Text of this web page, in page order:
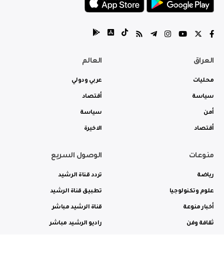
العراق
محليات
سياسة
أمن
أقتصاد
العالم
عربي ودولي
أقتصاد
سياسة
الاخيرة
منوعات
رياضة
علوم وتكنولوجيا
أخبار منوعة
ثقافة وفن
الوصول السريع
تردد قناة الرشيد
تطبيق قناة الرشيد
قناة الرشيد مباشر
راديو الرشيد مباشر